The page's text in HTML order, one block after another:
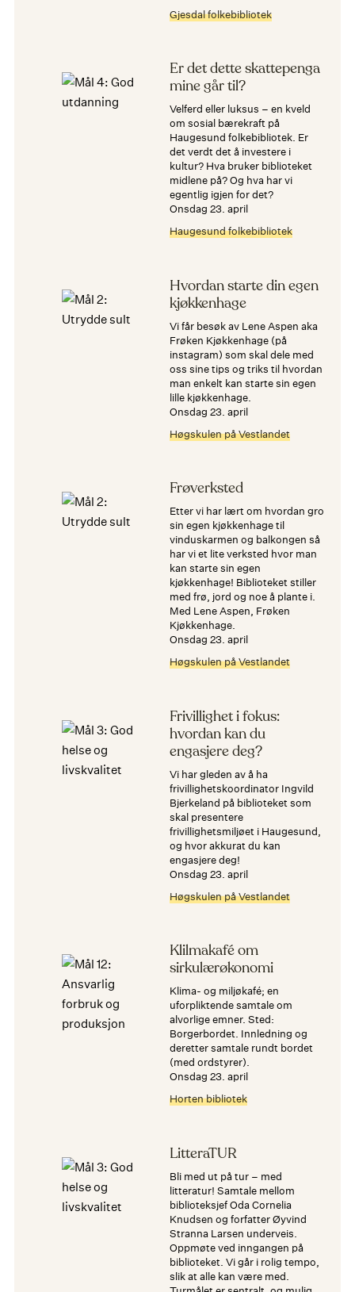
Gjesdal folkebibliotek
Er det dette skattepenga
mine går til?
Velferd eller luksus – en kveld
om sosial bærekraft på
Haugesund folkebibliotek. Er
det verdt det å investere i
kultur? Hva bruker biblioteket
midlene på? Og hva har vi
egentlig igjen for det?
onsdag 23. april
Haugesund folkebibliotek
Hvordan starte din egen
kjøkkenhage
Vi får besøk av Lene Aspen aka
Frøken Kjøkkenhage (på
instagram) som skal dele med
oss sine tips og triks til hvordan
man enkelt kan starte sin egen
lille kjøkkenhage.
onsdag 23. april
Høgskulen på Vestlandet
Frøverksted
Etter vi har lært om hvordan gro
sin egen kjøkkenhage til
vinduskarmen og balkongen så
har vi et lite verksted hvor man
kan starte sin egen
kjøkkenhage! Biblioteket stiller
med frø, jord og noe å plante i.
Med Lene Aspen, Frøken
Kjøkkenhage.
onsdag 23. april
Høgskulen på Vestlandet
Frivillighet i fokus:
hvordan kan du
engasjere deg?
Vi har gleden av å ha
frivillighetskoordinator Ingvild
Bjerkeland på biblioteket som
skal presentere
frivillighetsmiljøet i Haugesund,
og hvor akkurat du kan
engasjere deg!
onsdag 23. april
Høgskulen på Vestlandet
Klilmakafé om
sirkulærøkonomi
Klima- og miljøkafé; en
uforpliktende samtale om
alvorlige emner. Sted:
Borgerbordet. Innledning og
deretter samtale rundt bordet
(med ordstyrer).
onsdag 23. april
Horten bibliotek
LitteraTUR
Bli med ut på tur – med
litteratur! Samtale mellom
biblioteksjef Oda Cornelia
Knudsen og forfatter Øyvind
Stranna Larsen underveis.
Oppmøte ved inngangen på
biblioteket. Vi går i rolig tempo,
slik at alle kan være med.